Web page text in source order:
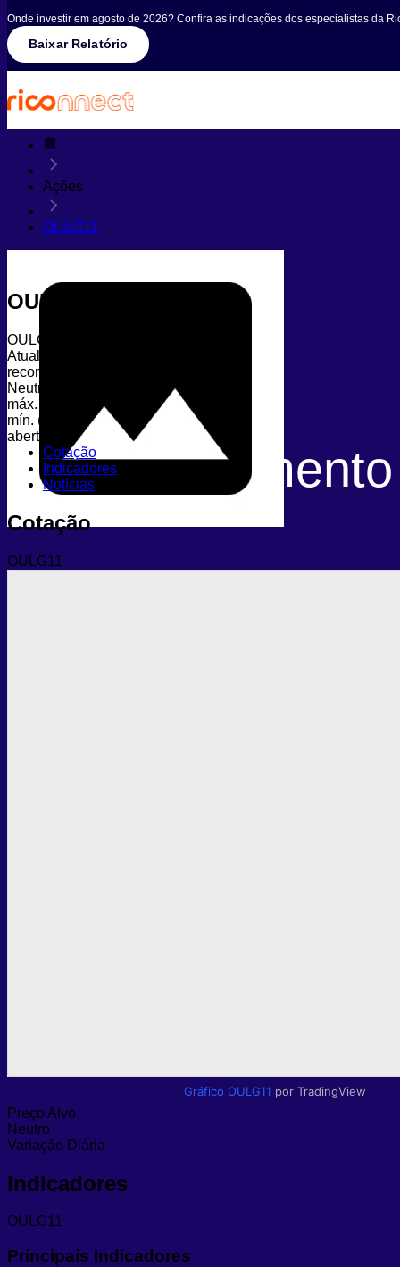
Onde investir em agosto de 2026? Confira as indicações dos especialistas da
Baixar Relatório
Ações
OULG11
OULG11
OULG11
Atualizado em 19/03/2026 às 09h14
recomendação
Neutro
máx. (dia)
mín. (dia)
abertura
fechamento
Cotação
Indicadores
Notícias
Cotação
OULG11
Gráfico OULG11 por TradingView
Preço Alvo
Neutro
Variação Diária
Indicadores
OULG11
Principais Indicadores